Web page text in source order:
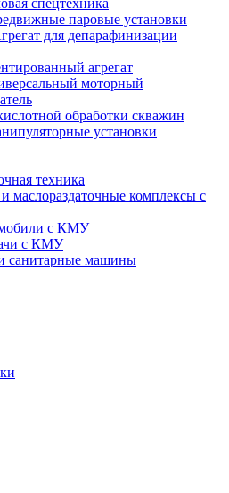
спецтехника
паровые установки
для депарафинизации
агрегат
моторный
обработки скважин
установки
техника
маслораздаточные комплексы с
с КМУ
с КМУ
санитарные машины